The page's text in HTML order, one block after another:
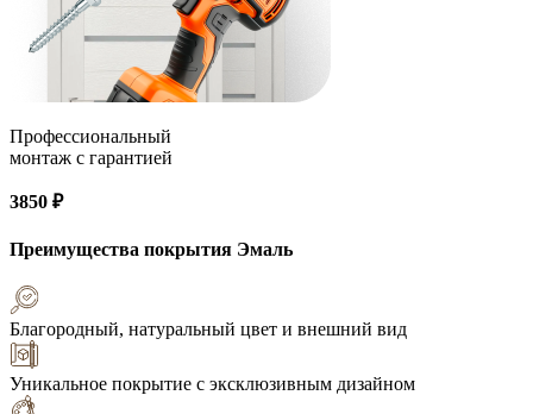
Профессиональный
монтаж с гарантией
3850 ₽
Преимущества покрытия Эмаль
Благородный, натуральный цвет и внешний вид
Уникальное покрытие с эксклюзивным дизайном